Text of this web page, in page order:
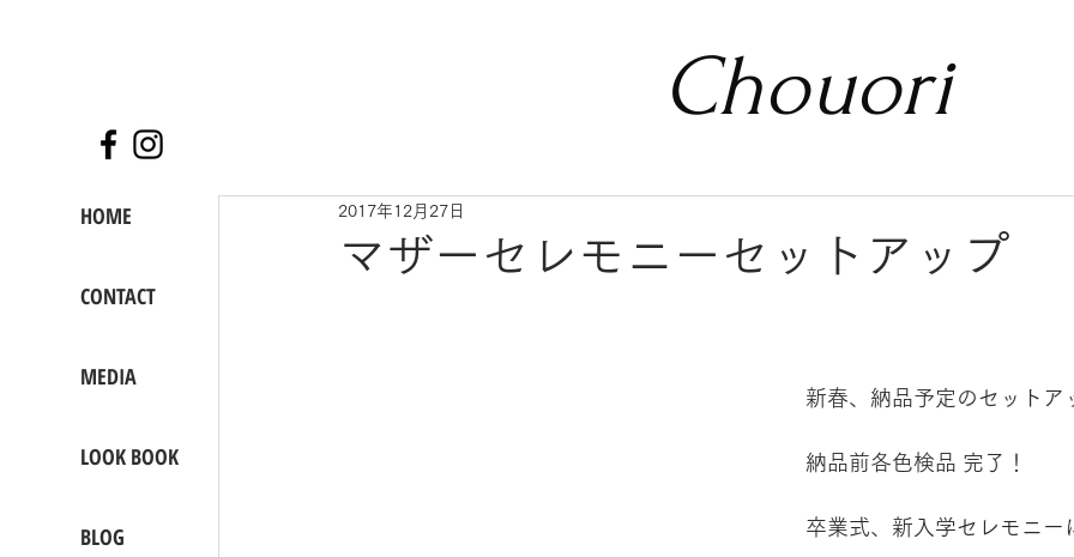
Chouori
マザーセレモニーセットアップ
2017年12月27日
新春、納品予定のセットア
納品前各色検品 完了！
卒業式、新入学セレモニー
HOME
CONTACT
MEDIA
LOOK BOOK
BLOG